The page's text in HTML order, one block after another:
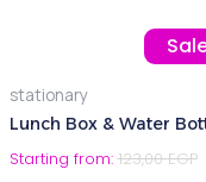
EGP.
stationary
Lunch Box & Water
Starting from: 123,00EGP
This